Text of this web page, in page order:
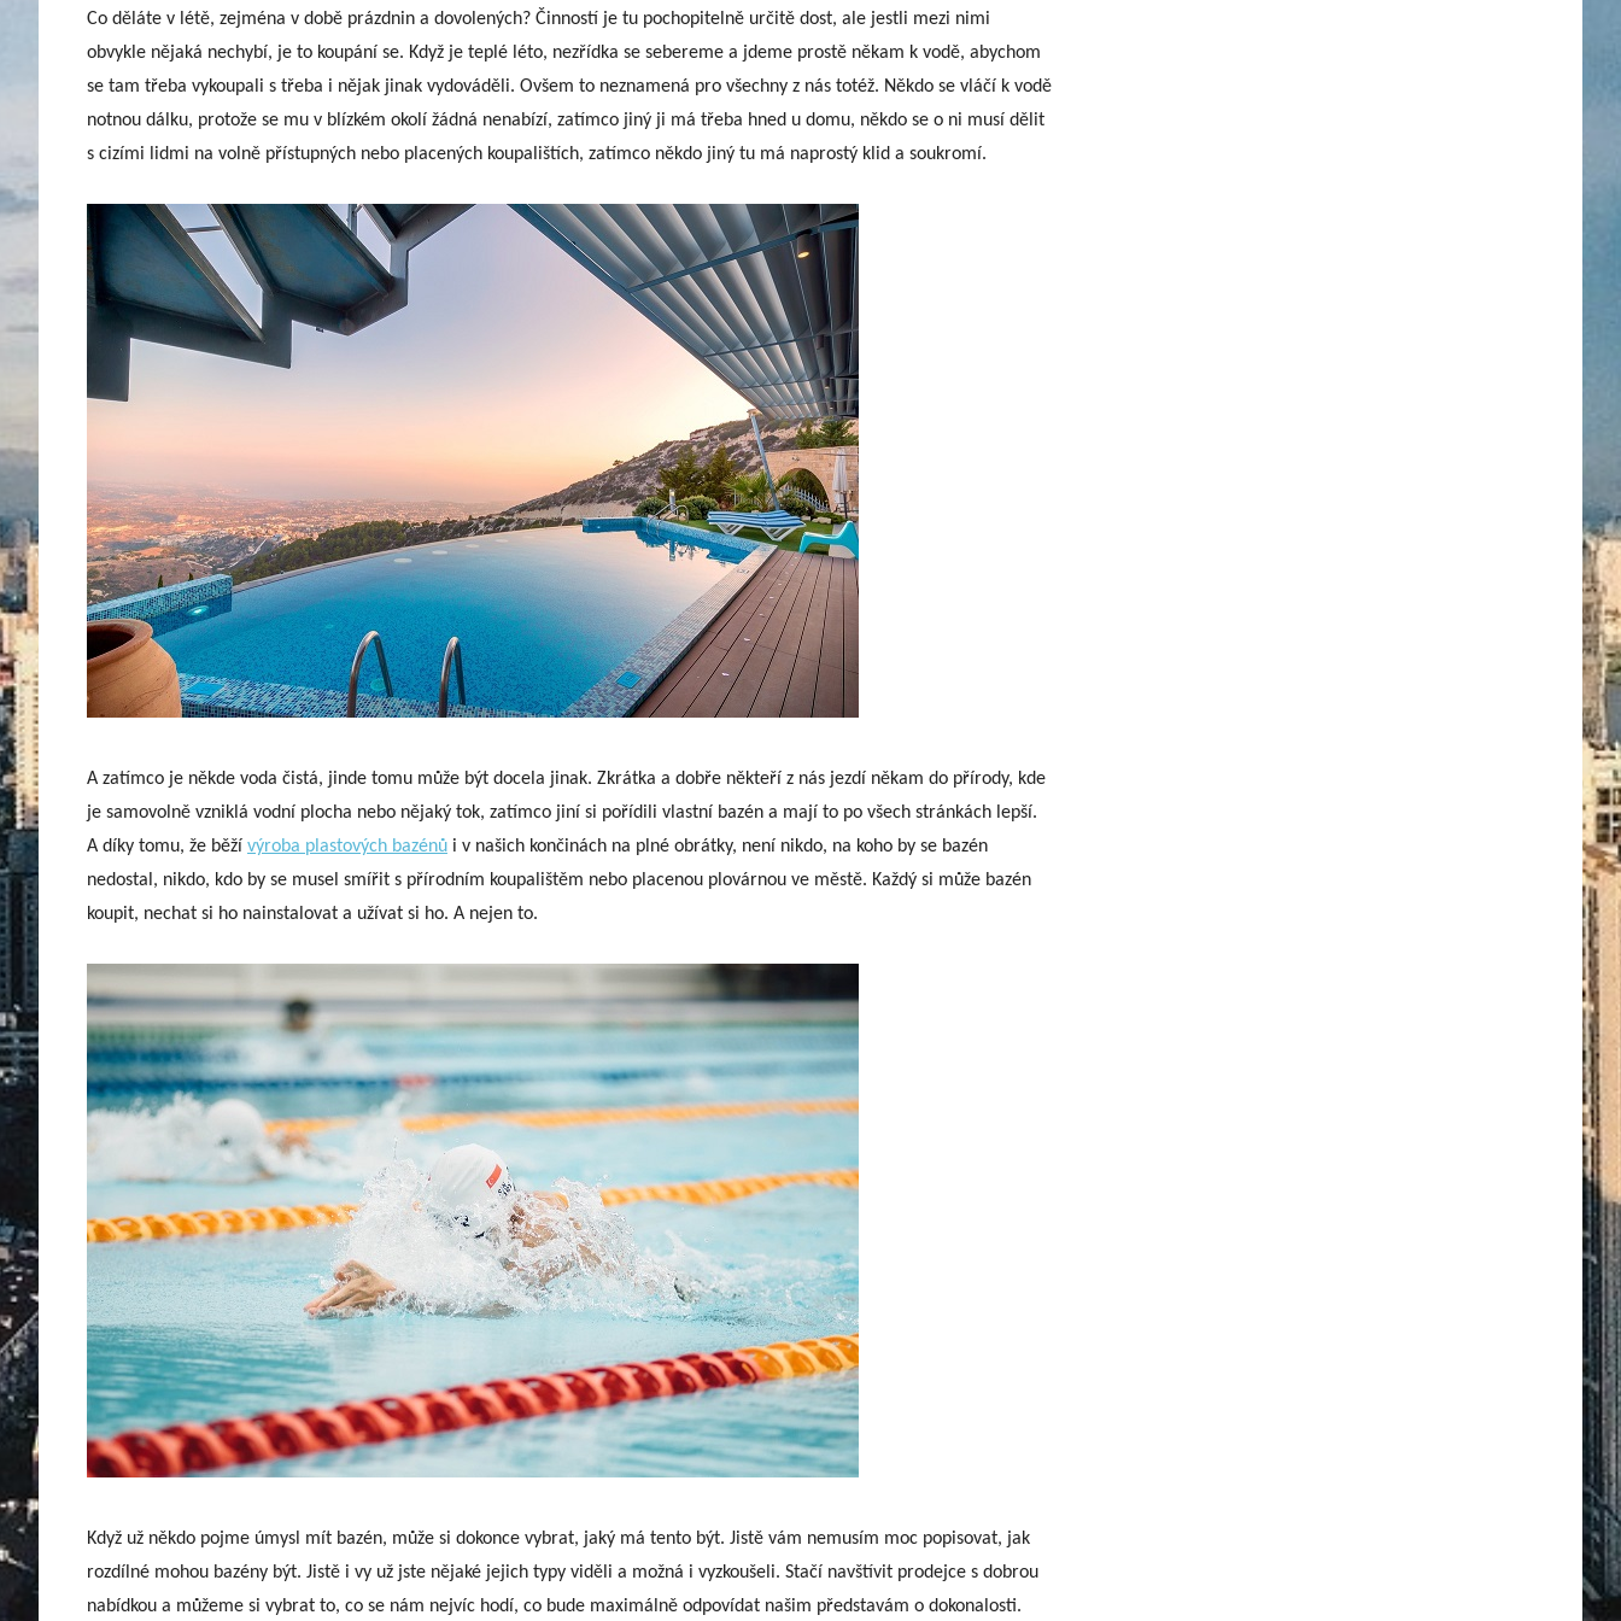
Co děláte v létě, zejména v době prázdnin a dovolených? Činností je tu pochopitelně určitě dost, ale jestli mezi nimi
obvykle nějaká nechybí, je to koupání se. Když je teplé léto, nezřídka se sebereme a jdeme prostě někam k vodě, abychom
se tam třeba vykoupali s třeba i nějak jinak vydováděli. Ovšem to neznamená pro všechny z nás totéž. Někdo se vláčí k vodě
notnou dálku, protože se mu v blízkém okolí žádná nenabízí, zatímco jiný ji má třeba hned u domu, někdo se o ni musí dělit
s cizími lidmi na volně přístupných nebo placených koupalištích, zatímco někdo jiný tu má naprostý klid a soukromí.
A zatímco je někde voda čistá, jinde tomu může být docela jinak. Zkrátka a dobře někteří z nás jezdí někam do přírody, kde
je samovolně vzniklá vodní plocha nebo nějaký tok, zatímco jiní si pořídili vlastní bazén a mají to po všech stránkách lepší.
A díky tomu, že běží výroba plastových bazénů i v našich končinách na plné obrátky, není nikdo, na koho by se bazén
nedostal, nikdo, kdo by se musel smířit s přírodním koupalištěm nebo placenou plovárnou ve městě. Každý si může bazén
koupit, nechat si ho nainstalovat a užívat si ho. A nejen to.
Když už někdo pojme úmysl mít bazén, může si dokonce vybrat, jaký má tento být. Jistě vám nemusím moc popisovat, jak
rozdílné mohou bazény být. Jistě i vy už jste nějaké jejich typy viděli a možná i vyzkoušeli. Stačí navštívit prodejce s dobrou
nabídkou a můžeme si vybrat to, co se nám nejvíc hodí, co bude maximálně odpovídat našim představám o dokonalosti.